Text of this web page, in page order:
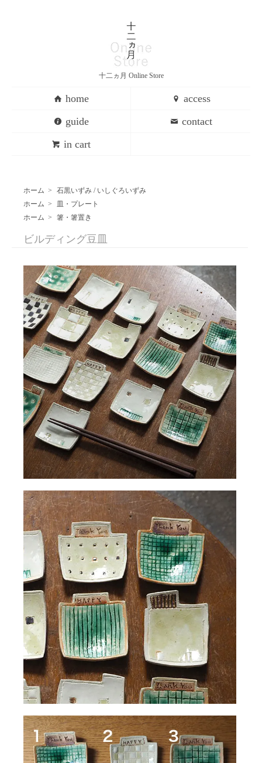
十二ヵ月 Online Store
home
access
guide
contact
in cart
ホーム >
石黒いずみ / いしぐろいずみ
ホーム >
皿・プレート
ホーム > 箸・箸置き
ビルディング豆皿